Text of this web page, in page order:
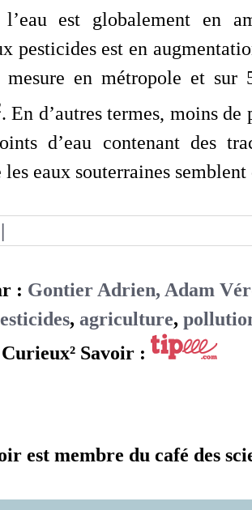
est globalement en
pesticides est en
en métropole et sur
. En d’autres termes, moins
d’eau contenant des
eaux souterraines
: Gontier Adrien, Adam
, agriculture,
Savoir :
est membre du café des